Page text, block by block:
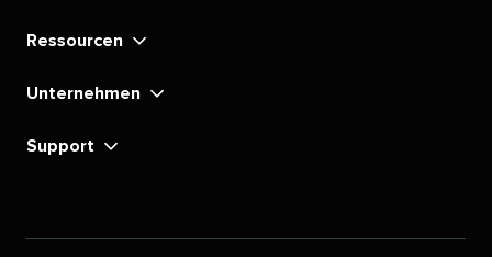
Ressourcen​​
Unternehmen​​
Support​​